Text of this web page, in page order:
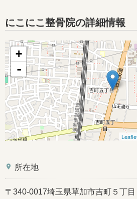
にこにこ整骨院の詳細情報
+
-
place 所在地
〒340-0017埼玉県草加市吉町５丁目